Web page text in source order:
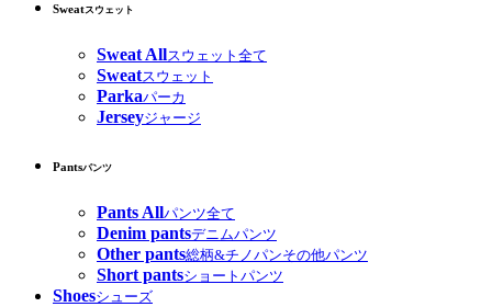
Sweatスウェット
Sweat Allスウェット全て
Sweatスウェット
Parkaパーカ
Jerseyジャージ
Pantsパンツ
Pants Allパンツ全て
Denim pantsデニムパンツ
Other pants総柄&チノパンその他パンツ
Short pantsショートパンツ
Shoesシューズ